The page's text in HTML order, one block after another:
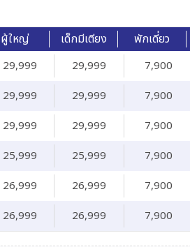
ผู้ใหญ่ เด็กมีเตียง พักเดี่ยว
29,999 29,999 7,900
29,999 29,999 7,900
29,999 29,999 7,900
25,999 25,999 7,900
26,999 26,999 7,900
26,999 26,999 7,900